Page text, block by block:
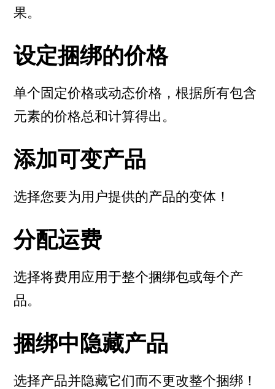
果。
设定捆绑的价格
单个固定价格或动态价格，根据所有包含
元素的价格总和计算得出。
添加可变产品
选择您要为用户提供的产品的变体！
分配运费
选择将费用应用于整个捆绑包或每个产
品。
捆绑中隐藏产品
选择产品并隐藏它们而不更改整个捆绑！